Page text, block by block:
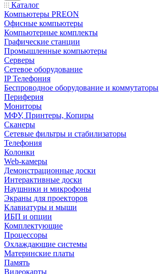
Каталог
Компьютеры PREON
Офисные компьютеры
Компьютерные комплекты
Графические станции
Промышленные компьютеры
Серверы
Сетевое оборудование
IP Телефония
Беспроводное оборудование и коммутаторы
Периферия
Мониторы
МФУ, Принтеры, Копиры
Сканеры
Сетевые фильтры и стабилизаторы
Телефония
Колонки
Web-камеры
Демонстрационные доски
Интерактивные доски
Наушники и микрофоны
Экраны для проекторов
Клавиатуры и мыши
ИБП и опции
Комплектующие
Процессоры
Охлаждающие системы
Материнские платы
Память
Видеокарты